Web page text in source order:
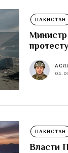
ПАКИСТАН
Министр
ПАКИСТАН
Власти